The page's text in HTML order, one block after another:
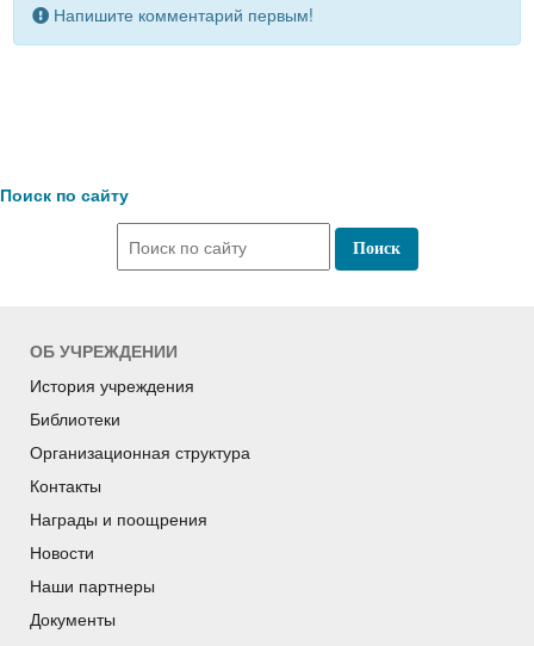
Напишите комментарий первым!
Поиск по сайту
ОБ УЧРЕЖДЕНИИ
История учреждения
Библиотеки
Организационная структура
Контакты
Награды и поощрения
Новости
Наши партнеры
Документы